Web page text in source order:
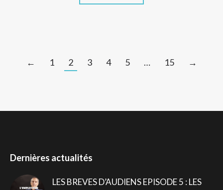
← 1 2 3 4 5 … 15 →
Dernières actualités
LES BREVES D’AUDIENS EPISODE 5 : LES